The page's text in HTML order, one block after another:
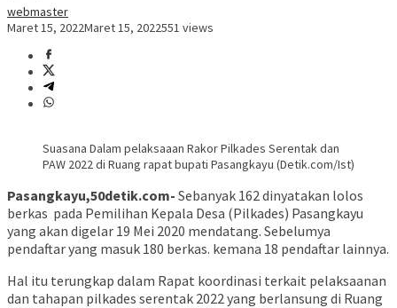
webmaster
Maret 15, 2022Maret 15, 2022551 views
Suasana Dalam pelaksaaan Rakor Pilkades Serentak dan
PAW 2022 di Ruang rapat bupati Pasangkayu (Detik.com/Ist)
Pasangkayu,50detik.com- Sebanyak 162 dinyatakan lolos
berkas pada Pemilihan Kepala Desa (Pilkades) Pasangkayu
yang akan digelar 19 Mei 2020 mendatang. Sebelumya
pendaftar yang masuk 180 berkas. kemana 18 pendaftar lainnya.
Hal itu terungkap dalam Rapat koordinasi terkait pelaksaanan
dan tahapan pilkades serentak 2022 yang berlansung di Ruang